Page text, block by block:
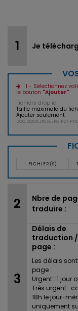
Je
1 - Sélectionnez
le bouton "Ajouter"
Fichiers drop ici
Taille maximale du
Ajouter seulement
FICHIER(S)
Nbre de
traduire :
Délais de
traduction /
page :
Les délais
page :
Urgent : 1 jour
Très urgent :
18h le jour-
uniquement